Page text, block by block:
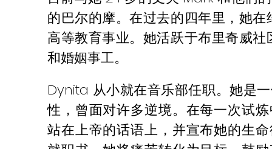
的巴尔的摩。在过去的四年里，她
高等教育事业。她活跃于布里奇威
和婚姻事工。
Dynita 从小就在音乐部任职。她是
性，曾面对许多逆境。在每一次试
站在上帝的话语上，并宣布她的生